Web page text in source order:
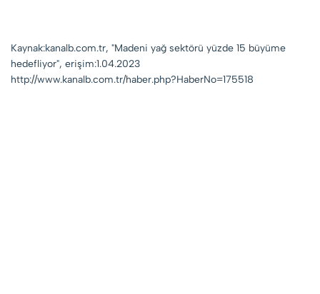
Kaynak:kanalb.com.tr, "Madeni yağ sektörü yüzde 15 büyüme
hedefliyor", erişim:1.04.2023
http://www.kanalb.com.tr/haber.php?HaberNo=175518